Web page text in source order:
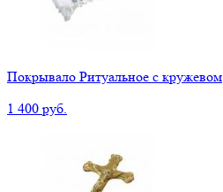
Покрывало Ритуальное с кружевом
1 400 руб.